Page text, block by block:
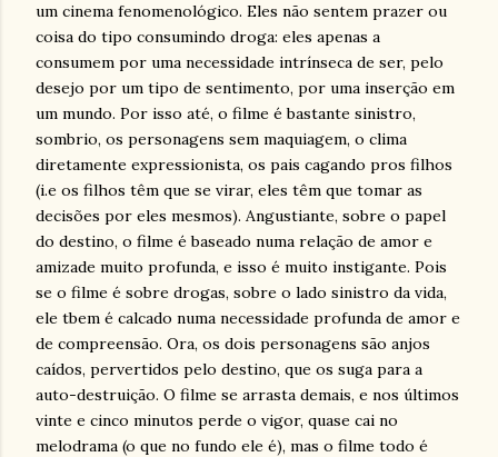
um cinema fenomenológico. Eles não sentem prazer ou
coisa do tipo consumindo droga: eles apenas a
consumem por uma necessidade intrínseca de ser, pelo
desejo por um tipo de sentimento, por uma inserção em
um mundo. Por isso até, o filme é bastante sinistro,
sombrio, os personagens sem maquiagem, o clima
diretamente expressionista, os pais cagando pros filhos
(i.e os filhos têm que se virar, eles têm que tomar as
decisões por eles mesmos). Angustiante, sobre o papel
do destino, o filme é baseado numa relação de amor e
amizade muito profunda, e isso é muito instigante. Pois
se o filme é sobre drogas, sobre o lado sinistro da vida,
ele tbem é calcado numa necessidade profunda de amor e
de compreensão. Ora, os dois personagens são anjos
caídos, pervertidos pelo destino, que os suga para a
auto-destruição. O filme se arrasta demais, e nos últimos
vinte e cinco minutos perde o vigor, quase cai no
melodrama (o que no fundo ele é), mas o filme todo é